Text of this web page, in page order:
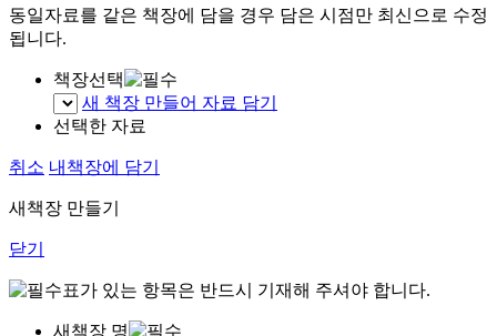
동일자료를 같은 책장에 담을 경우 담은 시점만 최신으로 수정
됩니다.
책장선택
새 책장 만들어 자료 담기
선택한 자료
취소 내책장에 담기
새책장 만들기
닫기
표가 있는 항목은 반드시 기재해 주셔야 합니다.
새책장 명